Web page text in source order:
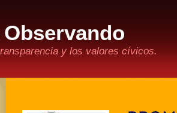
y los valores cívicos.